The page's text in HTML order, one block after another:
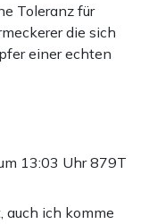
Toleranz für
die sich
einer echten
13:03 Uhr879T
auch ich komme